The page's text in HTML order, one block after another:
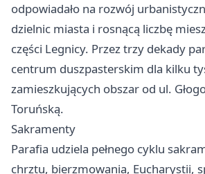
odpowiadało na rozwój
dzielnic miasta i rosnącą liczbę
części Legnicy. Przez trzy dekady
centrum duszpasterskim dla kilku
zamieszkujących obszar od ul.
Toruńską.
Sakramenty
Parafia udziela pełnego cyklu
chrztu, bierzmowania, Eucharystii,